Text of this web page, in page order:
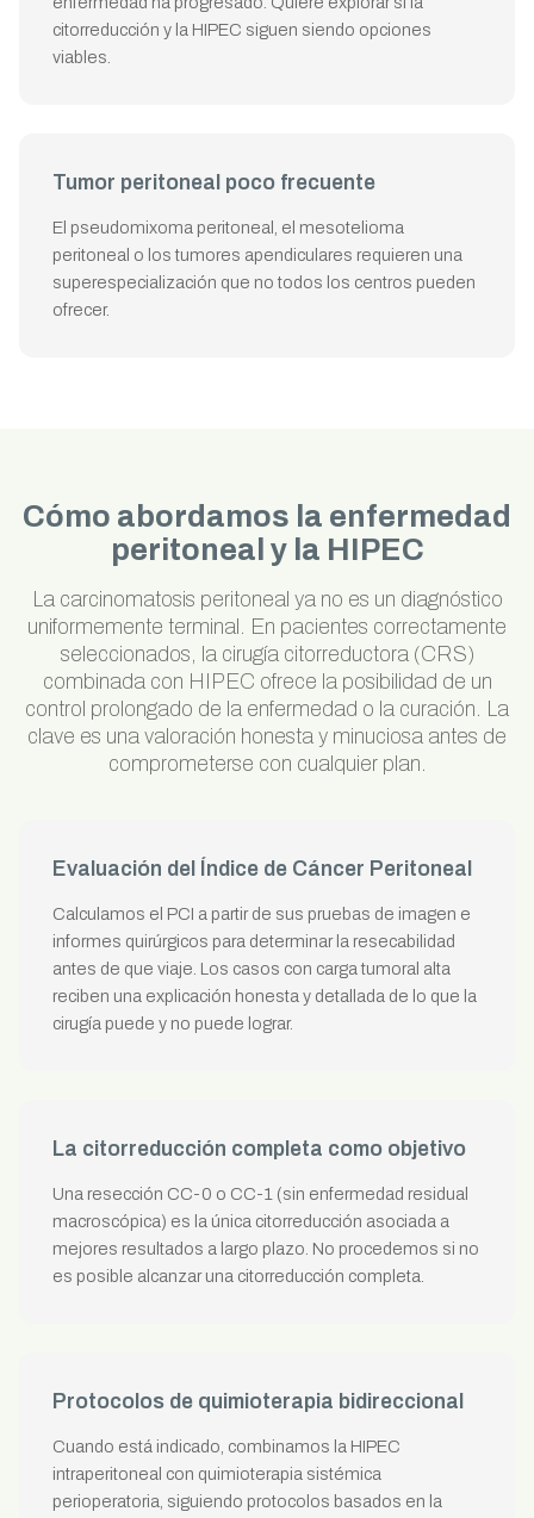
citorreducción y la HIPEC siguen siendo opciones
viables.
Tumor peritoneal poco frecuente
El pseudomixoma peritoneal, el mesotelioma
peritoneal o los tumores apendiculares requieren una
superespecialización que no todos los centros pueden
ofrecer.
Cómo abordamos la enfermedad
peritoneal y la HIPEC
La carcinomatosis peritoneal ya no es un diagnóstico
uniformemente terminal. En pacientes correctamente
seleccionados, la cirugía citorreductora (CRS)
combinada con HIPEC ofrece la posibilidad de un
control prolongado de la enfermedad o la curación. La
clave es una valoración honesta y minuciosa antes de
comprometerse con cualquier plan.
Evaluación del Índice de Cáncer Peritoneal
Calculamos el PCI a partir de sus pruebas de imagen e
informes quirúrgicos para determinar la resecabilidad
antes de que viaje. Los casos con carga tumoral alta
reciben una explicación honesta y detallada de lo que la
cirugía puede y no puede lograr.
La citorreducción completa como objetivo
Una resección CC-0 o CC-1 (sin enfermedad residual
macroscópica) es la única citorreducción asociada a
mejores resultados a largo plazo. No procedemos si no
es posible alcanzar una citorreducción completa.
Protocolos de quimioterapia bidireccional
Cuando está indicado, combinamos la HIPEC
intraperitoneal con quimioterapia sistémica
perioperatoria, siguiendo protocolos basados en la